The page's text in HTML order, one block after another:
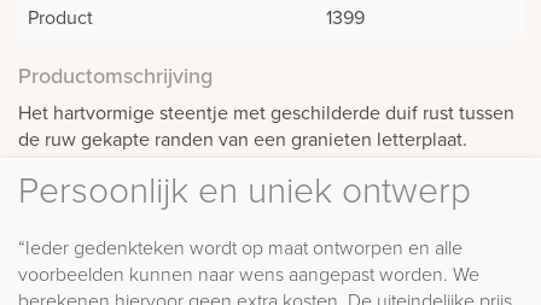
Product 1399
Productomschrijving
Het hartvormige steentje met geschilderde duif rust tussen
de ruw gekapte randen van een granieten letterplaat.
Persoonlijk en uniek ontwerp
“Ieder gedenkteken wordt op maat ontworpen en alle
voorbeelden kunnen naar wens aangepast worden. We